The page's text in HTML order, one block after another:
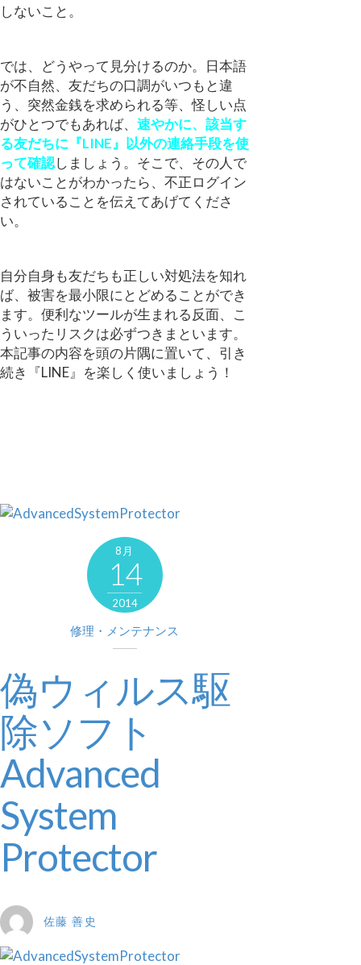
しないこと。
では、どうやって見分けるのか。日本語
が不自然、友だちの口調がいつもと違
う、突然金銭を求められる等、怪しい点
がひとつでもあれば、 速やかに、該当す
る友だちに『LINE』以外の連絡手段を使
って確認しましょう。そこで、その人で
はないことがわかったら、不正ログイン
されていることを伝えてあげてくださ
い。
自分自身も友だちも正しい対処法を知れ
ば、被害を最小限にとどめることができ
ます。便利なツールが生まれる反面、こ
ういったリスクは必ずつきまといます。
本記事の内容を頭の片隅に置いて、引き
続き『LINE』を楽しく使いましょう！
8月
14
2014
修理・メンテナンス
偽ウィルス駆
除ソフト
Advanced
System
Protector
佐藤 善史